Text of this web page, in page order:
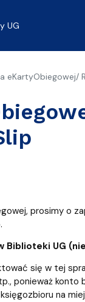
UG
prosimy o
UG
się w tej
ponieważ
na